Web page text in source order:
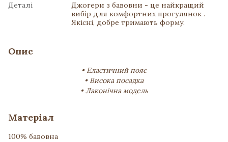
Деталі
Джогери з бавовни - це найкращий
вибір для комфортних прогулянок .
Якісні, добре тримають форму.
Опис
• Еластичний пояс
• Висока посадка
• Лаконічна модель
Матеріал
100% бавовна